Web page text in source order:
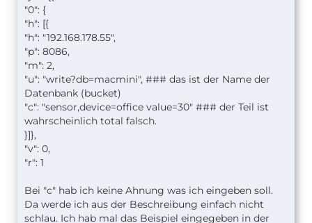
"0": {
"h": [{
"h": "192.168.178.55",
"p": 8086,
"m": 2,
"u": "write?db=macmini", ### das ist der Name der
Datenbank (bucket)
"c": "sensor,device=office value=30" ### der Teil ist
wahrscheinlich total falsch.
}]},
"v": 0,
"r": 1
Bei "c" hab ich keine Ahnung was ich eingeben soll.
Da werde ich aus der Beschreibung einfach nicht
schlau. Ich hab mal das Beispiel eingegeben in der